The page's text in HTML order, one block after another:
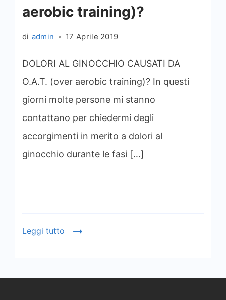
aerobic training)?
di admin 17 Aprile 2019
DOLORI AL GINOCCHIO CAUSATI DA
O.A.T. (over aerobic training)? In questi
giorni molte persone mi stanno
contattano per chiedermi degli
accorgimenti in merito a dolori al
ginocchio durante le fasi […]
Leggi tutto